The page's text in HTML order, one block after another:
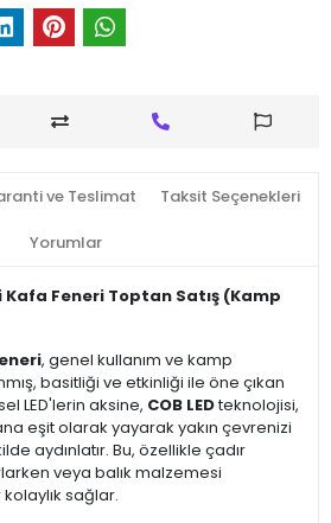
ve Teslimat Taksit Seçenekleri
Yorumlar
Kafa Feneri Toptan Satış (Kamp
, genel kullanım ve kamp
basitliği ve etkinliği ile öne çıkan
LED'lerin aksine, COB LEDteknolojisi,
eşit olarak yayarak yakın çevrenizi
aydınlatır. Bu, özellikle çadır
veya balık malzemesi
sağlar.